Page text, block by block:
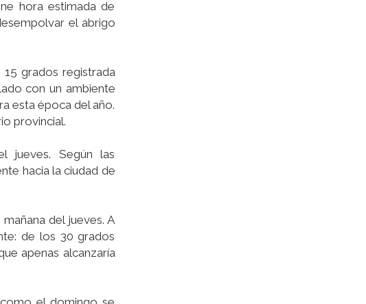
hora estimada de
el abrigo
grados registrada
con un ambiente
esta época del año.
provincial.
jueves. Según las
hacia la ciudad de
del jueves. A
de los 30 grados
apenas alcanzaría